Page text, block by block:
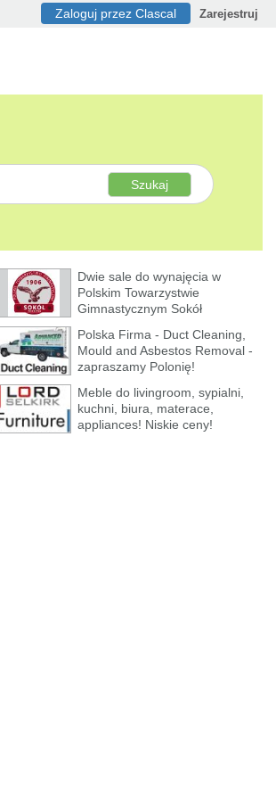
Zaloguj przez Clascal Zarejestruj
Szukaj
Dwie sale do wynajęcia w
Polskim Towarzystwie
Gimnastycznym Sokół
Polska Firma - Duct Cleaning,
Mould and Asbestos Removal -
zapraszamy Polonię!
Meble do livingroom, sypialni,
kuchni, biura, materace,
appliances! Niskie ceny!